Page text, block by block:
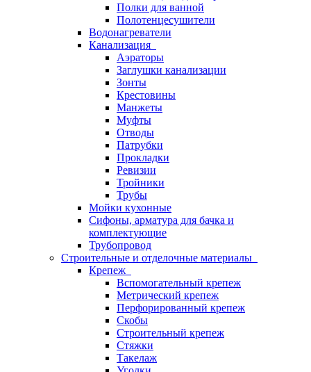
Полки для ванной
Полотенцесушители
Водонагреватели
Канализация
Аэраторы
Заглушки канализации
Зонты
Крестовины
Манжеты
Муфты
Отводы
Патрубки
Прокладки
Ревизии
Тройники
Трубы
Мойки кухонные
Сифоны, арматура для бачка и
комплектующие
Трубопровод
Строительные и отделочные материалы
Крепеж
Вспомогательный крепеж
Метрический крепеж
Перфорированный крепеж
Скобы
Строительный крепеж
Стяжки
Такелаж